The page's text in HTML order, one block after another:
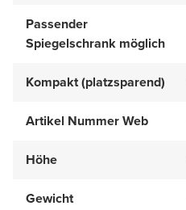
Passender
Spiegelschrank möglich
Kompakt (platzsparend)
Artikel Nummer Web
Höhe
Gewicht